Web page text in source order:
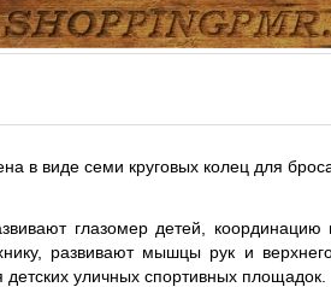
в виде семи круговых колец для
глазомер детей, координацию
развивают мышцы рук и
уличных спортивных площадок.